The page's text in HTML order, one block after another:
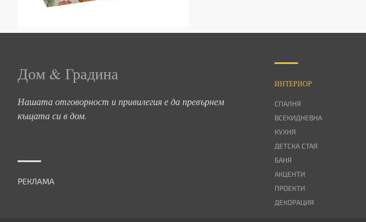
Дом & Градина
Нашата отговорност и привилегия е да превърнем
къщата си в дом.
РЕКЛАМА
ИНТЕРИОР
СПАЛНЯ
ВСЕКИДНЕВНА
КУХНЯ
ДЕТСКА СТАЯ
БАНЯ
АКЦЕНТИ
ПРОЕКТИ
ДЕКОРАЦИЯ